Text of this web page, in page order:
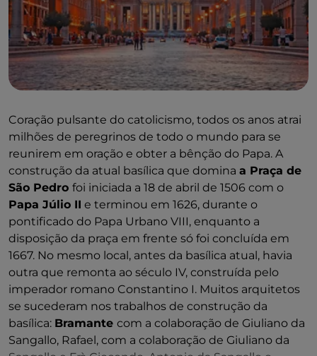
Coração pulsante do catolicismo, todos os anos atrai
milhões de peregrinos de todo o mundo para se
reunirem em oração e obter a bênção do Papa. A
construção da atual basílica que domina a Praça de
São Pedro foi iniciada a 18 de abril de 1506 com o
Papa Júlio II e terminou em 1626, durante o
pontificado do Papa Urbano VIII, enquanto a
disposição da praça em frente só foi concluída em
1667. No mesmo local, antes da basílica atual, havia
outra que remonta ao século IV, construída pelo
imperador romano Constantino I. Muitos arquitetos
se sucederam nos trabalhos de construção da
basílica: Bramante com a colaboração de Giuliano da
Sangallo, Rafael, com a colaboração de Giuliano da